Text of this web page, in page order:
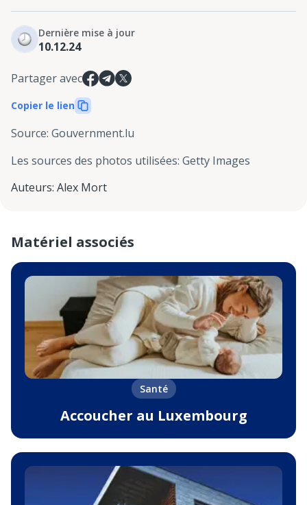
Dernière mise à jour
10.12.24
Partager avec
Copier le lien
Source: Gouvernment.lu
Les sources des photos utilisées: Getty Images
Auteurs: Alex Mort
Matériel associés
Santé
Accoucher au Luxembourg